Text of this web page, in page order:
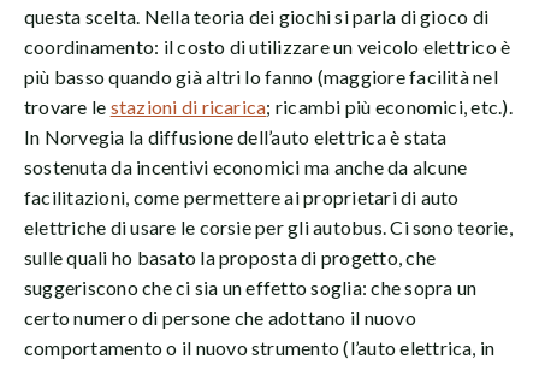
questa scelta. Nella teoria dei giochi si parla di gioco di
coordinamento: il costo di utilizzare un veicolo elettrico è
più basso quando già altri lo fanno (maggiore facilità nel
trovare le stazioni di ricarica; ricambi più economici, etc.).
In Norvegia la diffusione dell’auto elettrica è stata
sostenuta da incentivi economici ma anche da alcune
facilitazioni, come permettere ai proprietari di auto
elettriche di usare le corsie per gli autobus. Ci sono teorie,
sulle quali ho basato la proposta di progetto, che
suggeriscono che ci sia un effetto soglia: che sopra un
certo numero di persone che adottano il nuovo
comportamento o il nuovo strumento (l’auto elettrica, in